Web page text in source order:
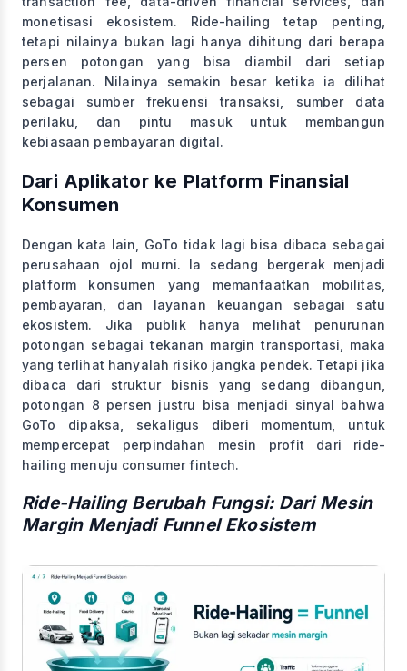
monetisasi ekosistem. Ride-hailing tetap penting,
tetapi nilainya bukan lagi hanya dihitung dari berapa
persen potongan yang bisa diambil dari setiap
perjalanan. Nilainya semakin besar ketika ia dilihat
sebagai sumber frekuensi transaksi, sumber data
perilaku, dan pintu masuk untuk membangun
kebiasaan pembayaran digital.
Dari Aplikator ke Platform Finansial
Konsumen
Dengan kata lain, GoTo tidak lagi bisa dibaca sebagai
perusahaan ojol murni. Ia sedang bergerak menjadi
platform konsumen yang memanfaatkan mobilitas,
pembayaran, dan layanan keuangan sebagai satu
ekosistem. Jika publik hanya melihat penurunan
potongan sebagai tekanan margin transportasi, maka
yang terlihat hanyalah risiko jangka pendek. Tetapi jika
dibaca dari struktur bisnis yang sedang dibangun,
potongan 8 persen justru bisa menjadi sinyal bahwa
GoTo dipaksa, sekaligus diberi momentum, untuk
mempercepat perpindahan mesin profit dari ride-
hailing menuju consumer fintech.
Ride-Hailing Berubah Fungsi: Dari Mesin
Margin Menjadi Funnel Ekosistem